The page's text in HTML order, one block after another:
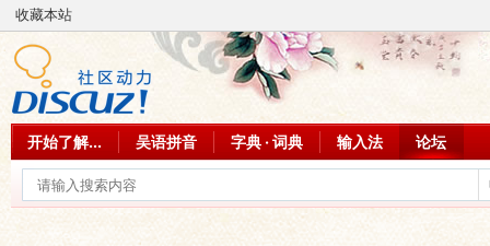
收藏本站
开始了解... 吴语拼音 字典 · 词典 输入法 论坛